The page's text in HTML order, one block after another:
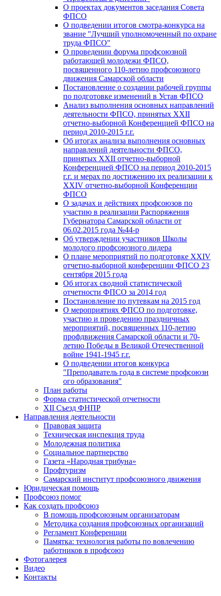
О проектах документов заседания Совета
ФПСО
О подведении итогов смотра-конкурса на
звание "Лучший уполномоченный по охране
труда ФПСО"
О проведении форума профсоюзной
работающей молодежи ФПСО,
посвященного 110-летию профсоюзного
движения Самарской области
Постановление о создании рабочей группы
по подготовке изменений в Устав ФПСО
Анализ выполнения основных направлений
деятельности ФПСО, принятых XXII
отчетно-выборной Конференцией ФПСО на
период 2010-2015 г.г.
Об итогах анализа выполнения основных
направлений деятельности ФПСО,
принятых XXII отчетно-выборной
Конференцией ФПСО на период 2010-2015
г.г. и мерах по достижению их реализации к
XXIV отчетно-выборной Конференции
ФПСО
О задачах и действиях профсоюзов по
участию в реализации Распоряжения
Губернатора Самарской области от
06.02.2015 года №44-р
Об утверждении участников Школы
молодого профсоюзного лидера
О плане мероприятий по подготовке XXIV
отчетно-выборной конференции ФПСО 23
сентября 2015 года
Об итогах сводной статистической
отчетности ФПСО за 2014 год
Постановление по путевкам на 2015 год
О мероприятиях ФПСО по подготовке,
участию и проведению праздничных
мероприятий, посвященных 110-летию
профдвижения Самарской области и 70-
летию Победы в Великой Отечественной
войне 1941-1945 г.г.
О подведении итогов конкурса
"Преподаватель года в системе профсоюзн
ого образования"
План работы
Форма статистической отчетности
XII Съезд ФНПР
Направления деятельности
Правовая защита
Техническая инспекция труда
Молодежная политика
Социальное партнерство
Газета «Народная трибуна»
Профтуризм
Самарский институт профсоюзного движения
Юридическая помощь
Профсоюз помог
Как создать профсоюз
В помощь профсоюзным организаторам
Методика создания профсоюзных организаций
Регламент Конференции
Памятка: технология работы по вовлечению
работников в профсоюз
Фотогалерея
Видео
Контакты